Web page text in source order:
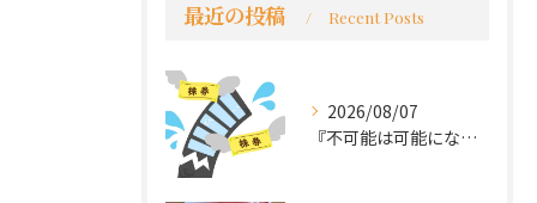
最近の投稿 Recent Posts
2026/08/07
『不可能は可能になる』